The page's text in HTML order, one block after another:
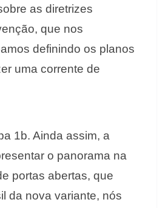
as diretrizes
que nos
definindo os planos
uma corrente de
1b. Ainda assim, a
o panorama na
portas abertas, que
da nova variante, nós